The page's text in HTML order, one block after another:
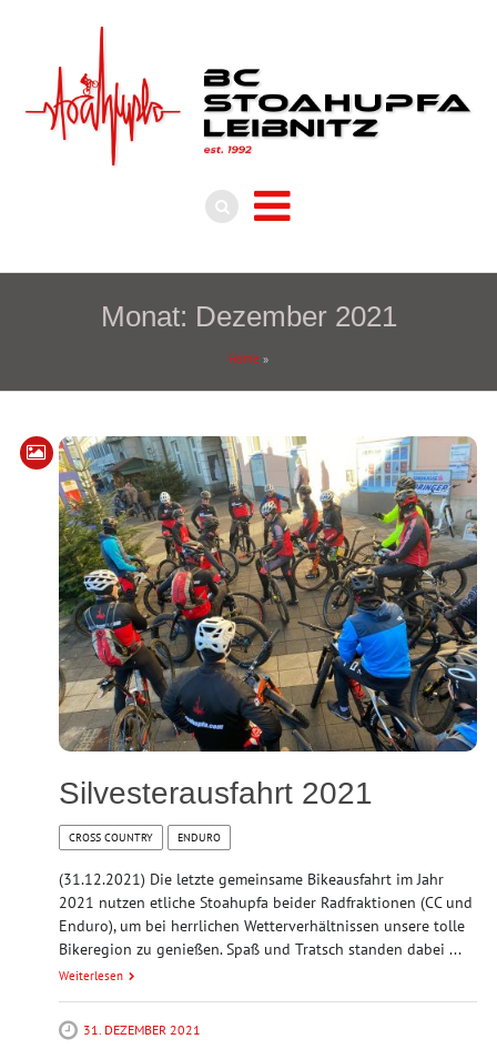
Monat: Dezember 2021
Home »
Silvesterausfahrt 2021
CROSS COUNTRY ENDURO
(31.12.2021) Die letzte gemeinsame Bikeausfahrt im Jahr
2021 nutzen etliche Stoahupfa beider Radfraktionen (CC und
Enduro), um bei herrlichen Wetterverhältnissen unsere tolle
Bikeregion zu genießen. Spaß und Tratsch standen dabei ...
Weiterlesen
31. DEZEMBER 2021